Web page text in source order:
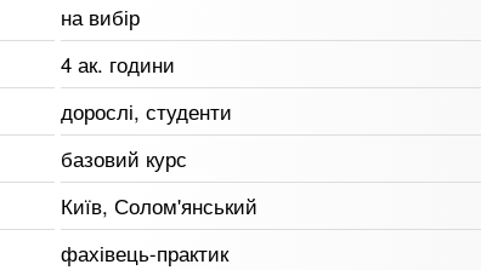
на вибір
4 ак. години
дорослі, студенти
базовий курс
Київ, Солом'янський
фахівець-практик